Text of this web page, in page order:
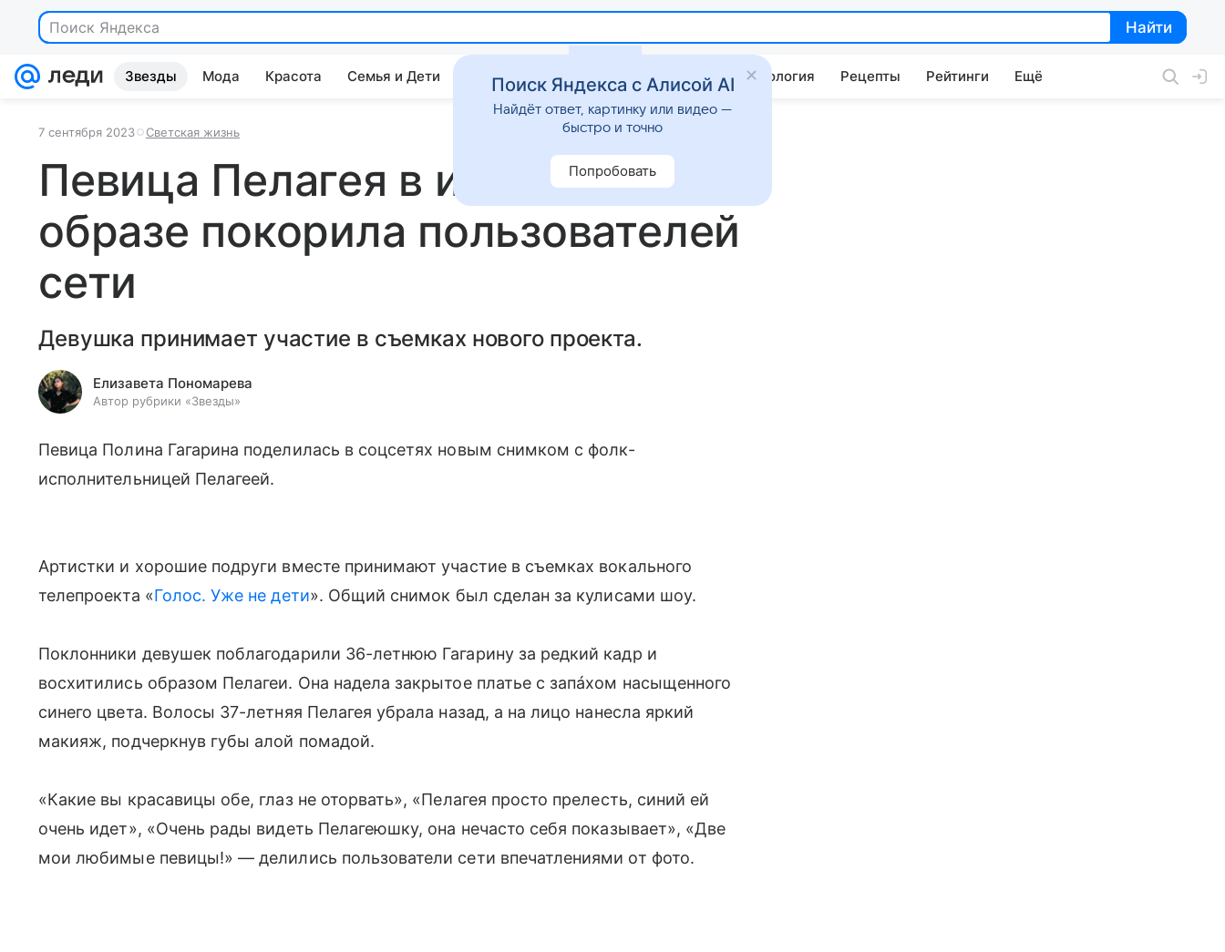
Найти
Найти
Звезды Мода Красота Семья и Дети Дом Гороскопы Стиль жизни Психология Рецепты Рейтинги Ещё
7 сентября 2023 Светская жизнь
Певица Пелагея в изящном
образе покорила пользователей
сети
Девушка принимает участие в съемках нового проекта.
Елизавета Пономарева
Автор рубрики «Звезды»
Певица Полина Гагарина поделилась в соцсетях новым снимком с фолк-
исполнительницей Пелагеей.
Артистки и хорошие подруги вместе принимают участие в съемках вокального
телепроекта «Голос. Уже не дети». Общий снимок был сделан за кулисами шоу.
Поклонники девушек поблагодарили 36-летнюю Гагарину за редкий кадр и
восхитились образом Пелагеи. Она надела закрытое платье с запáхом насыщенного
синего цвета. Волосы 37-летняя Пелагея убрала назад, а на лицо нанесла яркий
макияж, подчеркнув губы алой помадой.
«Какие вы красавицы обе, глаз не оторвать», «Пелагея просто прелесть, синий ей
очень идет», «Очень рады видеть Пелагеюшку, она нечасто себя показывает», «Две
мои любимые певицы!» — делились пользователи сети впечатлениями от фото.
Поиск Яндекса с Алисой AI
Найдёт ответ, картинку или видео —
быстро и точно
Попробовать